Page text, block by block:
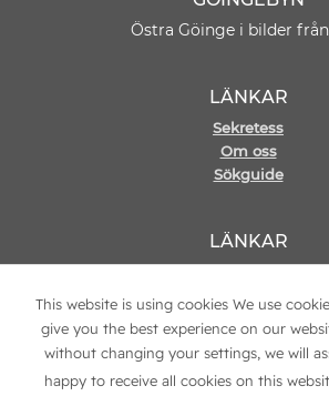
Östra Göinge i bilder
LÄNKAR
Sekretess
Om oss
Sökguide
LÄNKAR
This website is using cookies We use
give you the best experience on our
without changing your settings, we will
happy to receive all cookies on this